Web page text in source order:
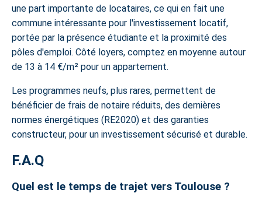
une part importante de locataires, ce qui en fait une
commune intéressante pour l'investissement locatif,
portée par la présence étudiante et la proximité des
pôles d'emploi. Côté loyers, comptez en moyenne autour
de 13 à 14 €/m² pour un appartement.
Les programmes neufs, plus rares, permettent de
bénéficier de frais de notaire réduits, des dernières
normes énergétiques (RE2020) et des garanties
constructeur, pour un investissement sécurisé et durable.
F.A.Q
Quel est le temps de trajet vers Toulouse ?